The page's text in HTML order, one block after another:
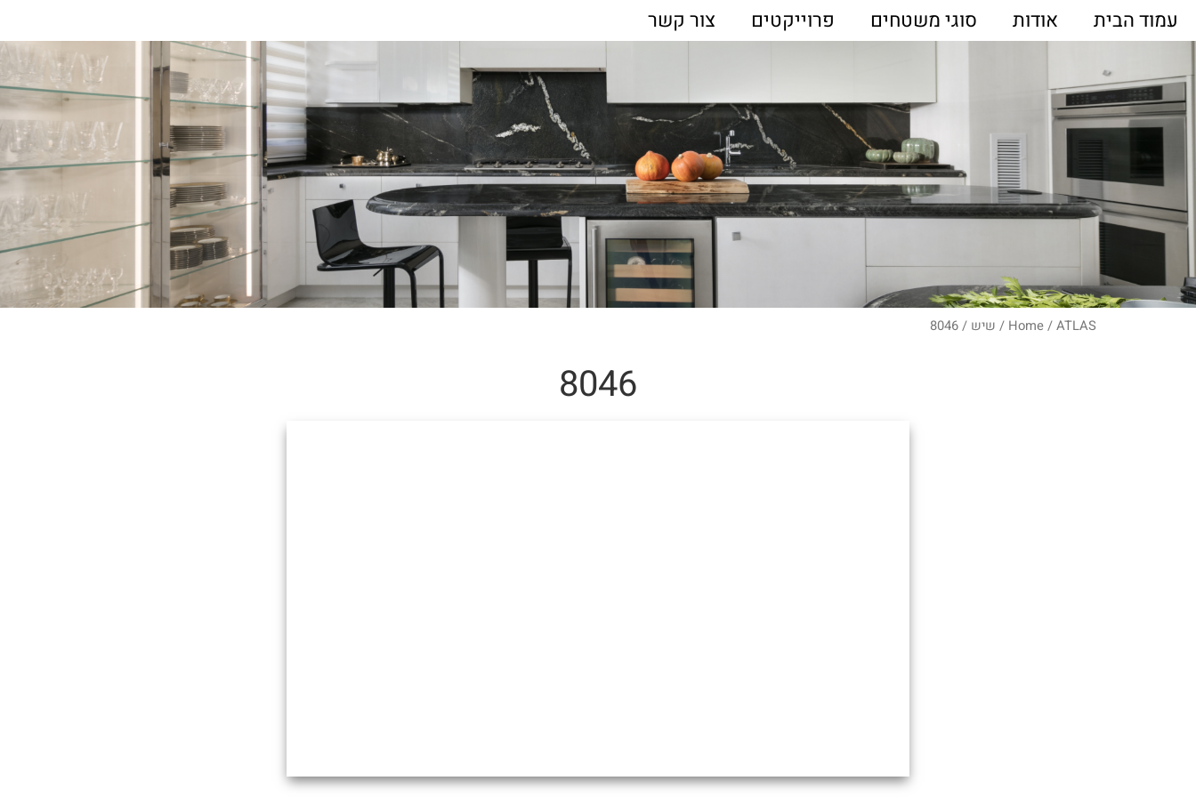
עמוד הבית אודות סוגי משטחים פרוייקטים צור קשר
Home/ATLAS
/ שיש / 8046
8046